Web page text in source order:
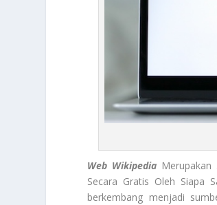
Web Wikipedia
Secara Gratis Oleh Siapa
berkembang menjadi